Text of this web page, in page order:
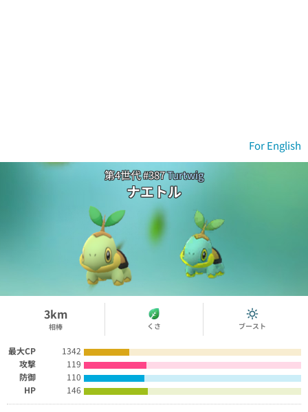
For English
第4世代 #387Turtwig
ナエトル
3km
相棒 くさ ブースト
最大CP
1342
攻撃
119
防御
110
HP
146